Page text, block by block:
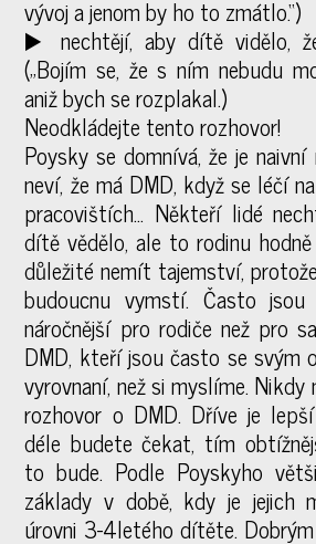
vývoj a jenom by ho to zmátlo.“)
▶️ nechtějí, aby dítě vidělo,
(„Bojím se, že s ním nebudu
aniž bych se rozplakal.)
Neodkládejte tento rozhovor!
Poysky se domnívá, že je
neví, že má DMD, když se léčí
pracovištích… Někteří lidé
dítě vědělo, ale to rodinu
důležité nemít tajemství,
budoucnu vymstí. Často
náročnější pro rodiče než pro
DMD, kteří jsou často se svým
vyrovnaní, než si myslíme. Nikdy
rozhovor o DMD. Dříve je
déle budete čekat, tím
to bude. Podle Poyskyho
základy v době, kdy je jejich
úrovni 3-4letého dítěte.